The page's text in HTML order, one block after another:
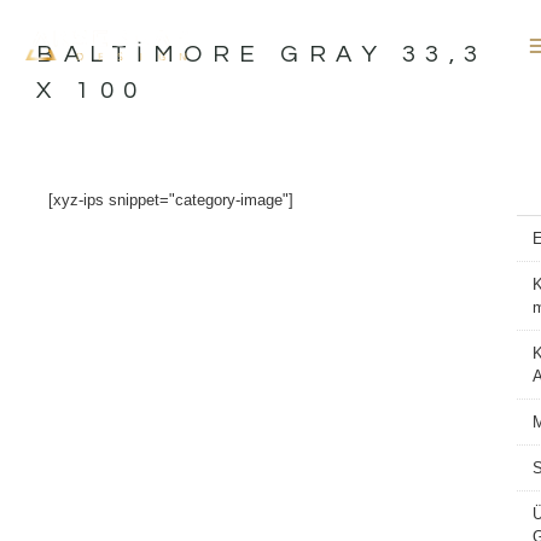
BALTIMORE GRAY 33,3
X 100
[xyz-ips snippet="category-image"]